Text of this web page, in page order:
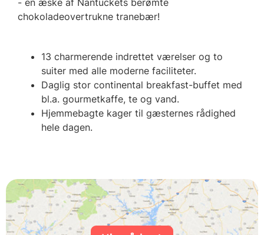
- en æske af Nantuckets berømte
chokoladeovertrukne tranebær!
13 charmerende indrettet værelser og to
suiter med alle moderne faciliteter.
Daglig stor continental breakfast-buffet med
bl.a. gourmetkaffe, te og vand.
Hjemmebagte kager til gæsternes rådighed
hele dagen.